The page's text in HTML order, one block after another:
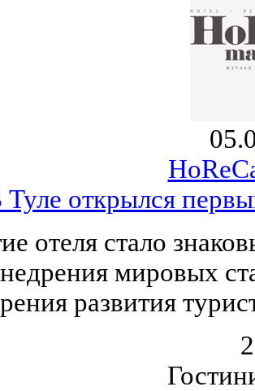
Туле открылся
отеля стало
мировых
развития